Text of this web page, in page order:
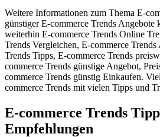
Weitere Informationen zum Thema E-
günstiger E-commerce Trends Angebote
weiterhin E-commerce Trends Online
Trends Vergleichen, E-commerce
Trends Tipps, E-commerce Trends
commerce Trends günstige Angebot,
commerce Trends günstig Einkaufen.
commerce Trends mit vielen Tipps und
E-commerce Trends
Empfehlungen